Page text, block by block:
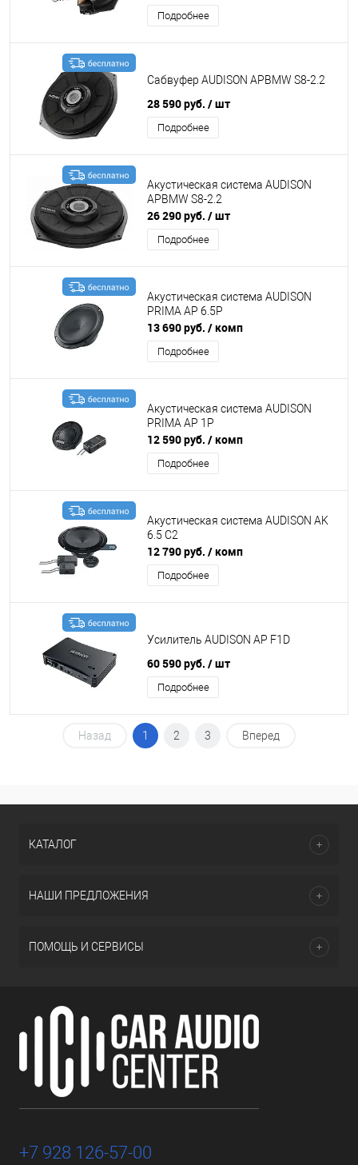
Подробнее
Сабвуфер AUDISON APBMW S8-2.2
28 590 руб. / шт
Подробнее
Акустическая система AUDISON
APBMW S8-2.2
26 290 руб. / шт
Подробнее
Акустическая система AUDISON
PRIMA AP 6.5P
13 690 руб. / комп
Подробнее
Акустическая система AUDISON
PRIMA AP 1P
12 590 руб. / комп
Подробнее
Акустическая система AUDISON AK
6.5 C2
12 790 руб. / комп
Подробнее
Усилитель AUDISON AP F1D
60 590 руб. / шт
Подробнее
Назад 1 2 3 Вперед
КАТАЛОГ
НАШИ ПРЕДЛОЖЕНИЯ
ПОМОЩЬ И СЕРВИСЫ
+7 928 126-57-00